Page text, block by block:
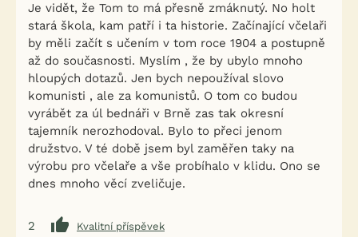
Je vidět, že Tom to má přesně zmáknutý. No holt
stará škola, kam patří i ta historie. Začínající včelaři
by měli začít s učením v tom roce 1904 a postupně
až do současnosti. Myslím , že by ubylo mnoho
hloupých dotazů. Jen bych nepoužíval slovo
komunisti , ale za komunistů. O tom co budou
vyrábět za úl bednáři v Brně zas tak okresní
tajemník nerozhodoval. Bylo to přeci jenom
družstvo. V té době jsem byl zaměřen taky na
výrobu pro včelaře a vše probíhalo v klidu. Ono se
dnes mnoho věcí zveličuje.
2
Kvalitní příspěvek